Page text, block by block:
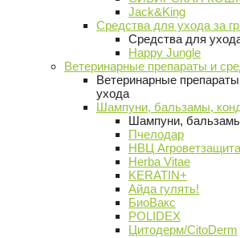
Jack&King
Средства для ухода за
Средства для
Happy Jungle
Ветеринарные препараты и
Ветеринарные
ухода
Шампуни, бальзамы,
Шампуни,
Пчелодар
НВЦ Агроветзащита
Herba Vitae
KERATIN+
Айда гулять!
БиоВакс
POLIDEX
Цитодерм/CitoDerm